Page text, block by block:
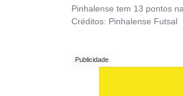
Pinhalense tem 13 pontos
Créditos: Pinhalense Futsal